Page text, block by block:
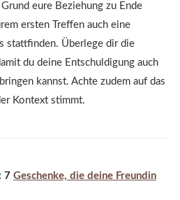
eure Beziehung zu Ende
ersten Treffen auch eine
stattfinden. Überlege dir die
du deine Entschuldigung auch
kannst. Achte zudem auf das
Kontext stimmt.
7 Geschenke, die deine Freundin